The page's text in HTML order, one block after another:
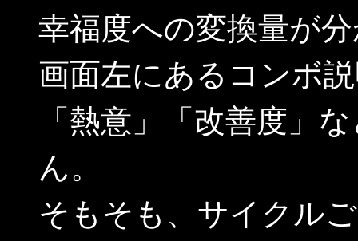
幸福度への変換量が
画面左にあるコンボ
「熱意」「改善度」
ん。
そもそも、サイクル